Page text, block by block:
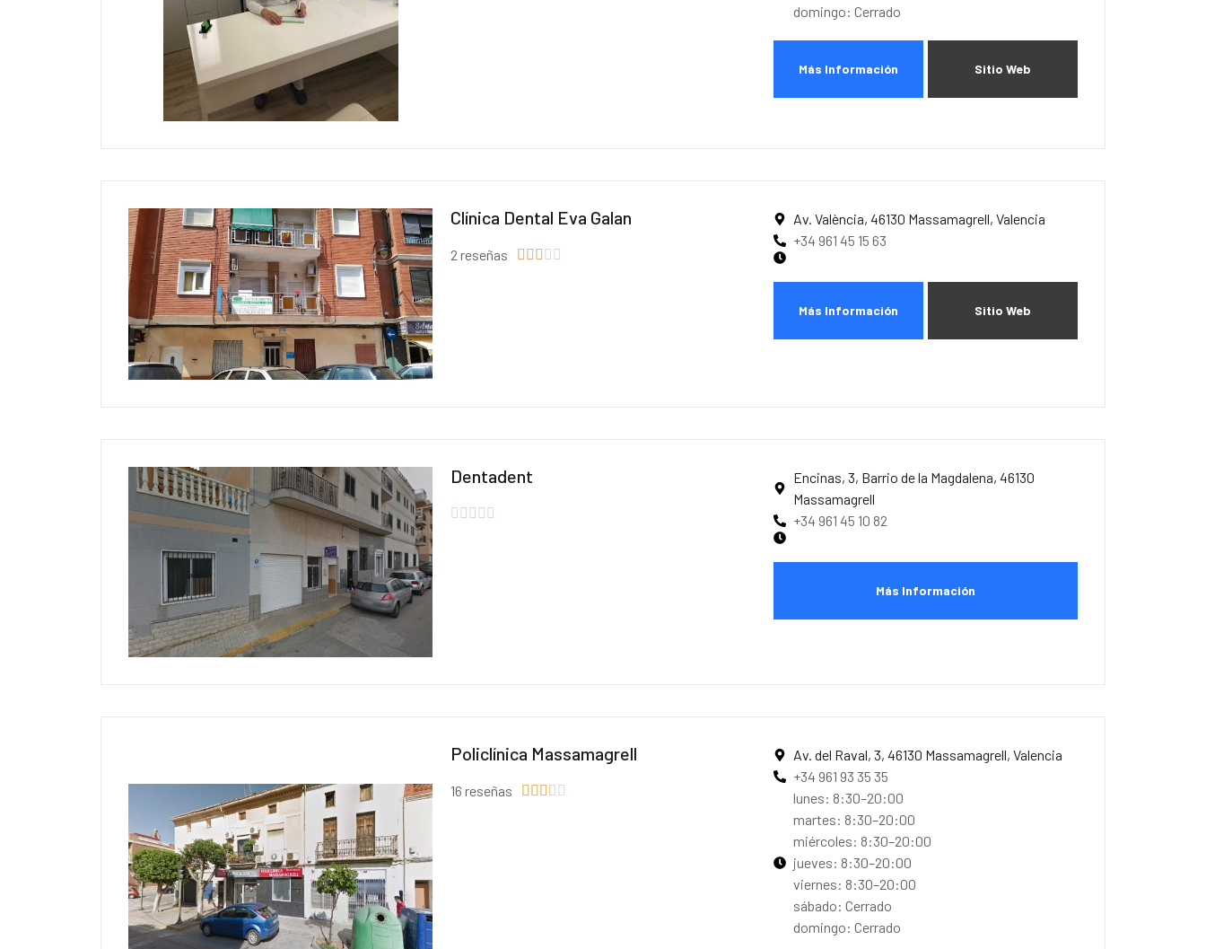
domingo: Cerrado
Más Información Sitio Web
Clínica Dental Eva Galan
2 reseñas     
Av. València, 46130 Massamagrell, Valencia
+34 961 45 15 63
Más Información Sitio Web
Dentadent
    
Encinas, 3, Barrio de la Magdalena, 46130
Massamagrell
+34 961 45 10 82
Más Información
Policlínica Massamagrell
16 reseñas     
Av. del Raval, 3, 46130 Massamagrell, Valencia
+34 961 93 35 35
lunes: 8:30–20:00
martes: 8:30–20:00
miércoles: 8:30–20:00
jueves: 8:30–20:00
viernes: 8:30–20:00
sábado: Cerrado
domingo: Cerrado